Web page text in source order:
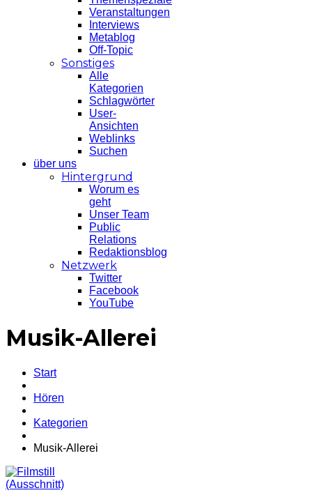
Veranstaltungen
Interviews
Metablog
Off-Topic
Sonstiges
Alle
Kategorien
Schlagwörter
User-
Ansichten
Weblinks
Suchen
über uns
Hintergrund
Worum es
geht
Unser Team
Public
Relations
Redaktionsblog
Netzwerk
Twitter
Facebook
YouTube
Musik-Allerei
Start
Hören
Kategorien
Musik-Allerei